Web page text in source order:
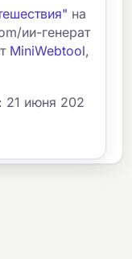
на
ии-генерат
MiniWebtool,
21 июня 202